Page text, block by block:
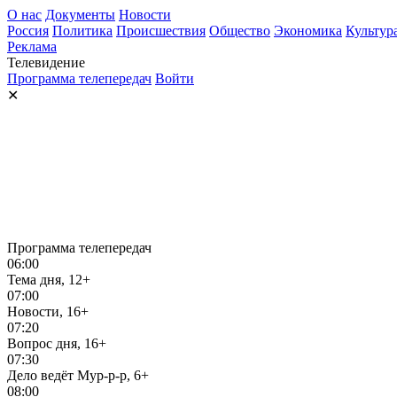
О нас Документы Новости
Россия Политика Происшествия Общество Экономика
Реклама
Телевидение
Программа телепередач Войти
✕
Программа телепередач
06:00
Тема дня, 12+
07:00
Новости, 16+
07:20
Вопрос дня, 16+
07:30
Дело ведёт Мур-р-р, 6+
08:00